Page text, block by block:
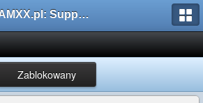
AMXX.pl: Support AMX Mod X i SourceMod
Zablokowany